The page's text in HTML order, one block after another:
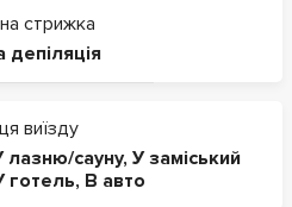
стрижка
депіляція
виїзду
лазню/сауну, У заміський
готель, В авто